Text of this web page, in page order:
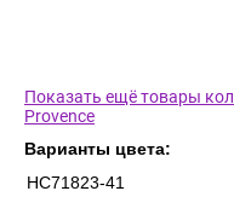
Показать ещё товары
Provence
Варианты цвета:
HC71823-41